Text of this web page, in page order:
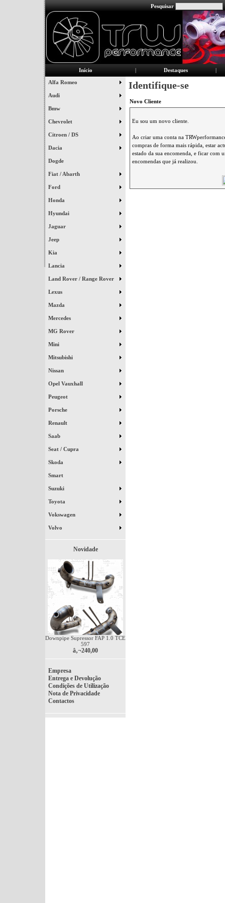
Pesquisar
Início | Destaques
|
Alfa Romeo
Audi
Bmw
Chevrolet
Citroen / DS
Dacia
Dogde
Fiat / Abarth
Ford
Honda
Hyundai
Jaguar
Jeep
Kia
Lancia
Land Rover / Range Rover
Lexus
Mazda
Mercedes
MG Rover
Mini
Mitsubishi
Nissan
Opel Vauxhall
Peugeot
Porsche
Renault
Saab
Seat / Cupra
Skoda
Smart
Suzuki
Toyota
Vokswagen
Volvo
Novidade
Downpipe Supressor FAP 1.0 TCE
597
â‚¬240,00
Empresa
Entrega e Devolução
Condições de Utilização
Nota de Privacidade
Contactos
Identifique-se
Novo Cliente
Eu sou um novo cliente.
Ao criar uma conta na
compras de forma mais rápida, estar
estado da sua encomenda, e ficar com
encomendas que já realizou.